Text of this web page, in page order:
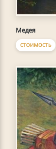
Медея
СТОИМОСТЬ